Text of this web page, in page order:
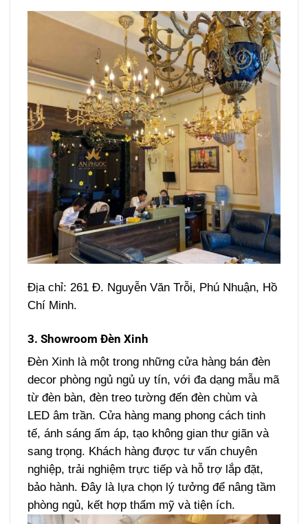
Địa chỉ: 261 Đ. Nguyễn Văn Trỗi, Phú Nhuận, Hồ
Chí Minh.
3. Showroom Đèn Xinh
Đèn Xinh là một trong những cửa hàng bán đèn
decor phòng ngủ ngủ uy tín, với đa dạng mẫu mã
từ đèn bàn, đèn treo tường đến đèn chùm và
LED âm trần. Cửa hàng mang phong cách tinh
tế, ánh sáng ấm áp, tạo không gian thư giãn và
sang trọng. Khách hàng được tư vấn chuyên
nghiệp, trải nghiệm trực tiếp và hỗ trợ lắp đặt,
bảo hành. Đây là lựa chọn lý tưởng để nâng tầm
phòng ngủ, kết hợp thẩm mỹ và tiện ích.